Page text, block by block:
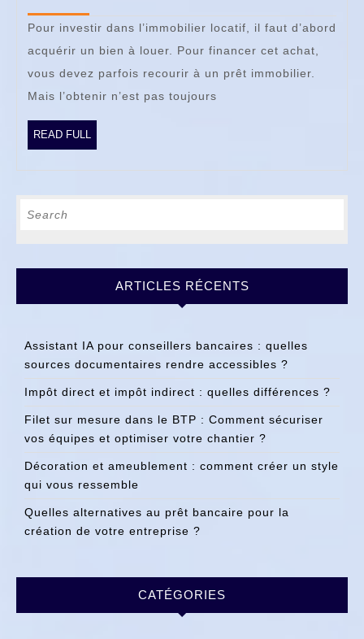
immobilier
est
refusée
faire
Pour investir dans l’immobilier locatif, il faut d’abord
acquérir un bien à louer. Pour financer cet achat,
vous devez parfois recourir à un prêt immobilier.
Mais l’obtenir n’est pas toujours
READ FULL
FULL
ARTICLES RÉCENTS
Assistant IA pour conseillers bancaires : quelles
sources documentaires rendre accessibles ?
Impôt direct et impôt indirect : quelles différences ?
Filet sur mesure dans le BTP : Comment sécuriser
vos équipes et optimiser votre chantier ?
Décoration et ameublement : comment créer un style
qui vous ressemble
Quelles alternatives au prêt bancaire pour la
création de votre entreprise ?
CATÉGORIES